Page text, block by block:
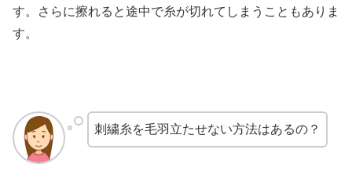
す。さらに擦れると途中で糸が切れてしまうこともありま
す。
刺繍糸を毛羽立たせない方法はあるの？